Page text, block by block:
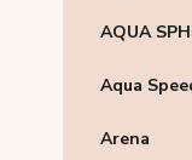
AQUA
Aqua
Arena